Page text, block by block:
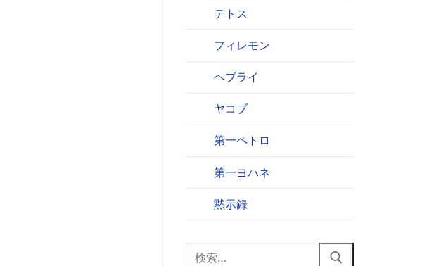
テトス
フィレモン
ヘブライ
ヤコブ
第一ペトロ
第一ヨハネ
黙示録